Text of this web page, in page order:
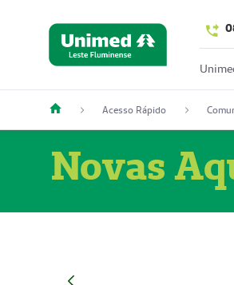
Acesso Rápido
Novas